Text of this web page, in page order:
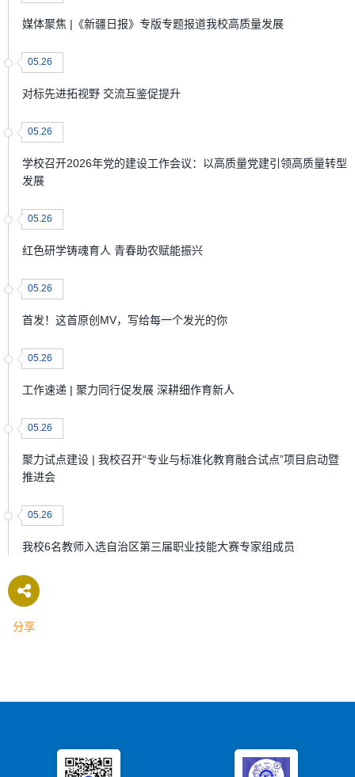
媒体聚焦 |《新疆日报》专版专题报道我校高质量发展
05.26
对标先进拓视野 交流互鉴促提升
05.26
学校召开2026年党的建设工作会议：以高质量党建引领高质量转型
发展
05.26
红色研学铸魂育人 青春助农赋能振兴
05.26
首发！这首原创MV，写给每一个发光的你
05.26
工作速递 | 聚力同行促发展 深耕细作育新人
05.26
聚力试点建设 | 我校召开“专业与标准化教育融合试点”项目启动暨
推进会
05.26
我校6名教师入选自治区第三届职业技能大赛专家组成员
分享